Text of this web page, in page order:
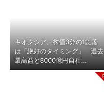
キオクシア、株価3分の1急落
は「絶好のタイミング」 過去
最高益と8000億円自社...